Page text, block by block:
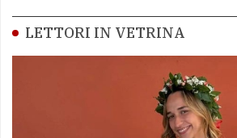
LETTORI IN VETRINA